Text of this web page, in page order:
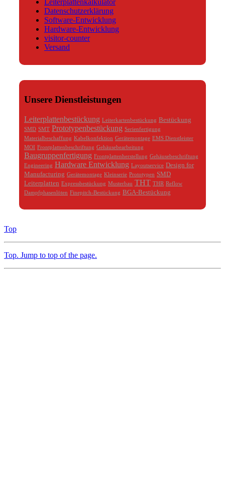
Datenschutzerklärung
Software-Entwicklung
Hardware-Entwicklung
visitor-counter
Versand
Unsere Dienstleistungen
Leiterplattenbestückung Leiterkartenbestückung Bestückung
SMD SMT Prototypenbestückung Serienfertigung
Materialbeschaffung Kabelkonfektion Gerätemontage EMS Dienstleister
MOI Frontplattenbeschriftung Gehäusebearbeitung
Baugruppenfertigung Frontplattenherstellung Gehäusebeschriftung
Engineering Hardware Entwicklung Layoutservice Design for
Manufacturing Gerätemontage Kleinserie Prototypen SMD
Leiterplatten Expressbestückung Musterbau THT THR Reflow
Dampfphasenlöten Finepitch-Bestückung BGA-Bestückung
Top
Top. Jump to top of the page.